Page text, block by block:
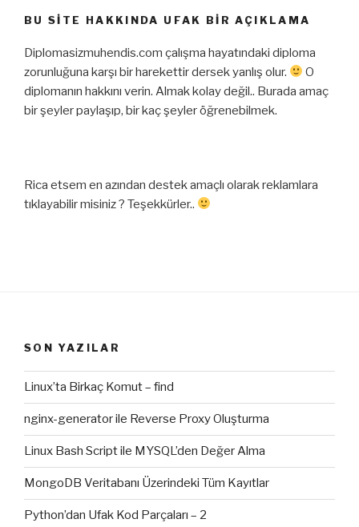
BU SITE HAKKINDA UFAK BIR AÇIKLAMA
Diplomasizmuhendis.com çalışma hayatındaki diploma
zorunluğuna karşı bir harekettir dersek yanlış olur.
O
diplomanın hakkını verin. Almak kolay değil.. Burada amaç
bir şeyler paylaşıp, bir kaç şeyler öğrenebilmek.
Rica etsem en azından destek amaçlı olarak reklamlara
tıklayabilir misiniz ? Teşekkürler..
SON YAZILAR
Linux’ta Birkaç Komut – find
nginx-generator ile Reverse Proxy Oluşturma
Linux Bash Script ile MYSQL’den Değer Alma
MongoDB Veritabanı Üzerindeki Tüm Kayıtlar
Python’dan Ufak Kod Parçaları – 2